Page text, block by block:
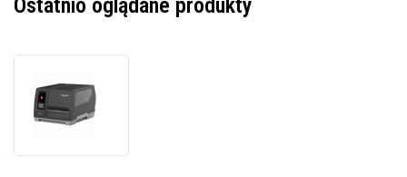
Ostatnio oglądane produkty
punktów/mm